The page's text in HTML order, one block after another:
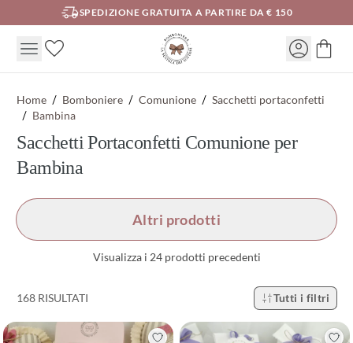
SPEDIZIONE GRATUITA A PARTIRE DA € 150
Home Bomboniere Comunione
Sacchetti portaconfetti
Bambina
Sacchetti Portaconfetti Comunione per
Bambina
Altri prodotti
Visualizza i 24 prodotti precedenti
168 RISULTATI Tutti i filtri